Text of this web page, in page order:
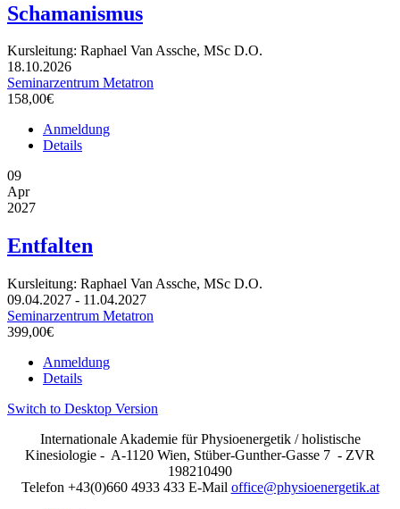
Schamanismus
Kursleitung: Raphael Van Assche, MSc D.O.
18.10.2026
Seminarzentrum Metatron
158,00€
Anmeldung
Details
09
Apr
2027
Entfalten
Kursleitung: Raphael Van Assche, MSc D.O.
09.04.2027 - 11.04.2027
Seminarzentrum Metatron
399,00€
Anmeldung
Details
Switch to Desktop Version
Internationale Akademie für Physioenergetik / holistische
Kinesiologie - A-1120 Wien, Stüber-Gunther-Gasse 7 - ZVR
198210490
Telefon +43(0)660 4933 433 E-Mail office@physioenergetik.at